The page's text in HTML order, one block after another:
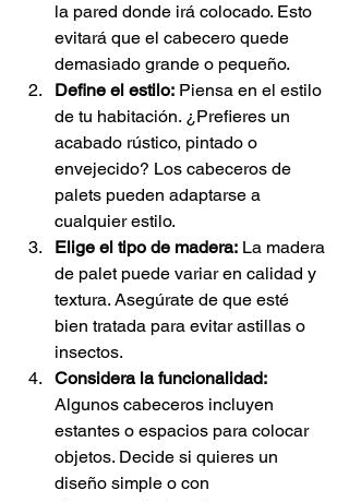
la pared donde irá colocado. Esto
evitará que el cabecero quede
demasiado grande o pequeño.
Define el estilo: Piensa en el estilo
de tu habitación. ¿Prefieres un
acabado rústico, pintado o
envejecido? Los cabeceros de
palets pueden adaptarse a
cualquier estilo.
Elige el tipo de madera: La madera
de palet puede variar en calidad y
textura. Asegúrate de que esté
bien tratada para evitar astillas o
insectos.
Considera la funcionalidad:
Algunos cabeceros incluyen
estantes o espacios para colocar
objetos. Decide si quieres un
diseño simple o con